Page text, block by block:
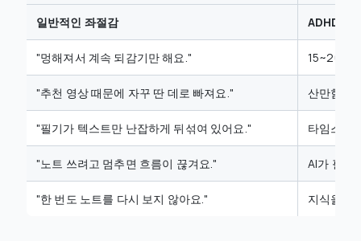
일반적인 좌절감 ADHD 친
"멍해져서 계속 되감기만 해요." 15~20분
"추천 영상 때문에 자꾸 딴 데로 빠져요." 산만함 차
"필기가 텍스트만 난잡하게 뒤섞여 있어요." 타임스탬
"노트 쓰려고 멈추면 흐름이 끊겨요." AI가 필기
"한 번도 노트를 다시 보지 않아요." 지식을 테